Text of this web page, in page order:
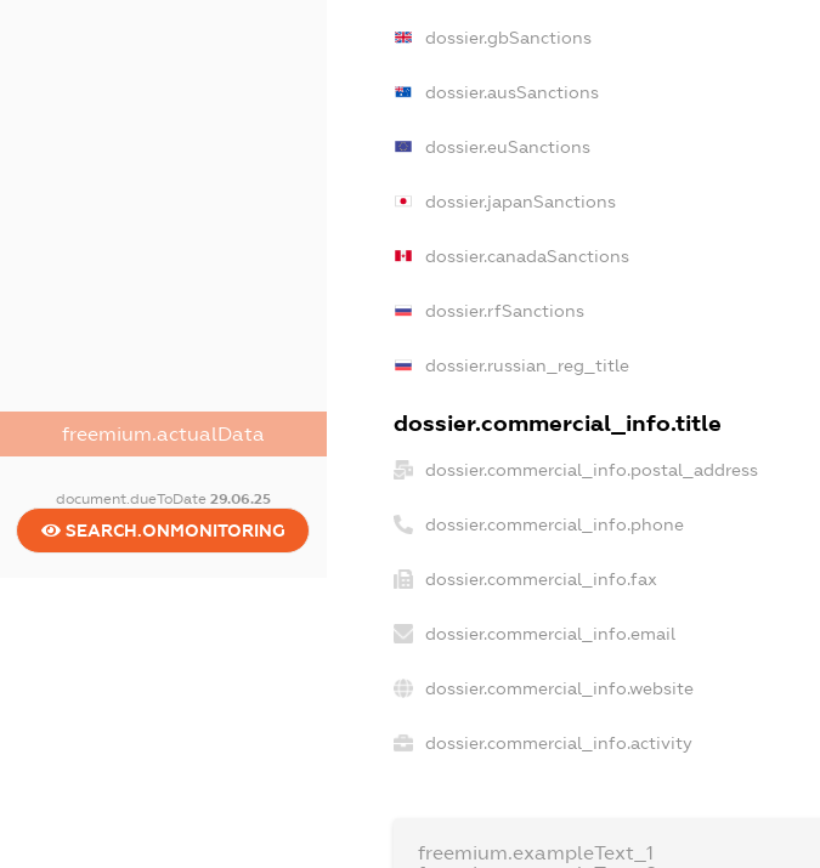
freemium.actualData
document.dueToDate 29.06.25
SEARCH.ONMONITORING
dossier.gbSanctions
dossier.ausSanctions
dossier.euSanctions
dossier.japanSanctions
dossier.canadaSanctions
dossier.rfSanctions
dossier.russian_reg_title
dossier.commercial_info.title
dossier.commercial_info.postal_address
dossier.commercial_info.phone
dossier.commercial_info.fax
dossier.commercial_info.email
dossier.commercial_info.website
dossier.commercial_info.activity
freemium.exampleText_1